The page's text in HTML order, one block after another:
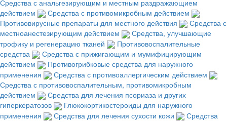
Средства с анальгезирующим и местным раздражающием
действием
Средства с противомикробным действием
Противовирусные препараты для местного действия
Средства с
местноанестезирующим действием
Средства, улучшающие
трофику и регенерацию тканей
Противовоспалительные
средства
Средства с прижигающим и мумифицирующим
действием
Противогрибковые средства для наружного
применения
Средства с противоаллергическим действием
Средства с противовоспалительным, противомикробным
действием
Средства для лечения псориаза и других
гиперкератозов
Глюкокортикостероиды для наружного
применения
Средства для лечения сухости кожи
Средства